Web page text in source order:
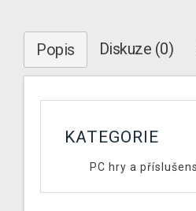
Popis Diskuze (0)
KATEGORIE
PC hry a